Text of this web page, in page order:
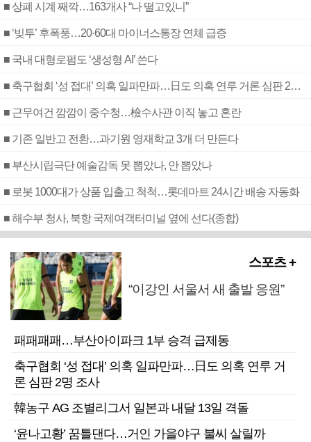
■ 상폐 시계 째깍…163개사 “나 떨고있니”
■ ‘빚투’ 후폭풍…20·60대 마이너스통장 연체 급증
■ 국내 대형로펌도 ‘생성형 AI’ 쓴다
■ 축구협회 ‘성 접대’ 의혹 일파만파…日도 의혹 연루 거론 심판 2명 조사
■ 근무여건 깜깜이 중수청…檢수사관 이직 놓고 혼란
■ 기존 일반고 전환…과기원 영재학교 3개 더 만든다
■ 부산시립극단 예술감독 못 뽑았나, 안 뽑았나
■ 로봇 1000대가 상품 입출고 척척…롯데마트 24시간 배송 자동화
■ 해수부 청사, 북항 국제여객터미널 옆에 선다(종합)
스포츠 +
“이강인 서울서 새 출발 응원”
패패패패…부산아이파크 1부 승격 급제동
축구협회 ‘성 접대’ 의혹 일파만파…日도 의혹 연루 거
론 심판 2명 조사
韓농구 AG 조별리그서 일본과 내달 13일 격돌
‘윤나고황’ 꿈틀댄다…거인 가을야구 불씨 살릴까